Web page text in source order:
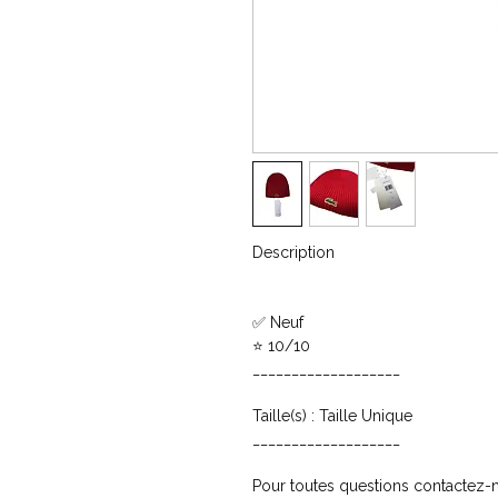
Description
✅ Neuf
⭐ 10/10
Taille(s) : Taille Unique
Pour toutes questions